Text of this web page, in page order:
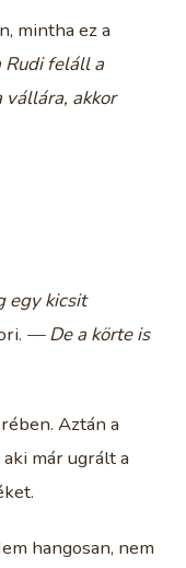
mintha ez a
feláll a
vállára, akkor
egy kicsit
— De a körte is
Aztán a
már ugrált a
hangosan, nem